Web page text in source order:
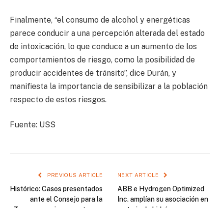
Finalmente, “el consumo de alcohol y energéticas
parece conducir a una percepción alterada del estado
de intoxicación, lo que conduce a un aumento de los
comportamientos de riesgo, como la posibilidad de
producir accidentes de tránsito”, dice Durán, y
manifiesta la importancia de sensibilizar a la población
respecto de estos riesgos.
Fuente: USS
PREVIOUS ARTICLE
Histórico: Casos presentados
ante el Consejo para la
NEXT ARTICLE
ABB e Hydrogen Optimized
Inc. amplían su asociación en